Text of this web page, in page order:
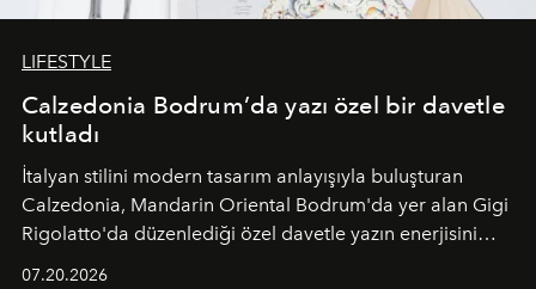
LIFESTYLE
Calzedonia Bodrum’da yazı özel bir davetle
kutladı
İtalyan stilini modern tasarım anlayışıyla buluşturan
Calzedonia, Mandarin Oriental Bodrum'da yer alan Gigi
Rigolatto'da düzenlediği özel davetle yazın enerjisini
07.20.2026